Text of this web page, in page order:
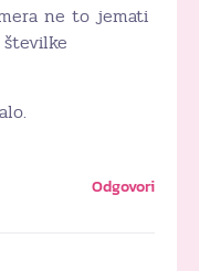
ne to jemati
Odgovori